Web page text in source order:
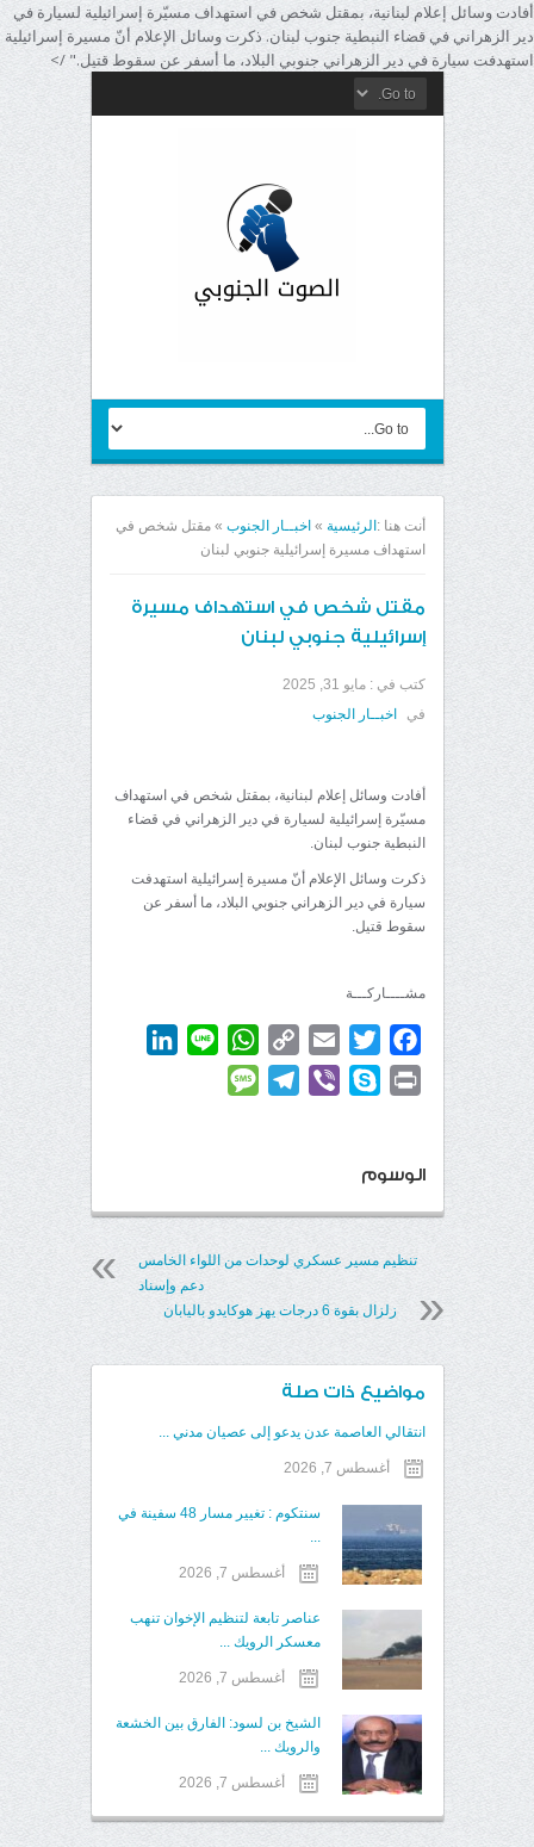
أفادت وسائل إعلام لبنانية، بمقتل شخص في استهداف مسيّرة إسرائيلية لسيارة في
دير الزهراني في قضاء النبطية جنوب لبنان. ذكرت وسائل الإعلام أنّ مسيرة إسرائيلية
استهدفت سيارة في دير الزهراني جنوبي البلاد، ما أسفر عن سقوط قتيل." />
أنت هنا : الرئيسية » اخبــار الجنوب » مقتل شخص في
استهداف مسيرة إسرائيلية جنوبي لبنان
مقتل شخص في استهداف مسيرة
إسرائيلية جنوبي لبنان
كتب في : مايو 31, 2025
في
اخبــار الجنوب
أفادت وسائل إعلام لبنانية، بمقتل شخص في استهداف
مسيّرة إسرائيلية لسيارة في دير الزهراني في قضاء
النبطية جنوب لبنان.
ذكرت وسائل الإعلام أنّ مسيرة إسرائيلية استهدفت
سيارة في دير الزهراني جنوبي البلاد، ما أسفر عن
سقوط قتيل.
مشــــاركـــة
Facebook
Twitter
Email
Copy
Link
WhatsApp
Line
Print
Skype
Viber
Telegram
الوسوم
تنظيم مسير عسكري لوحدات من اللواء الخامس
دعم وإسناد
زلزال بقوة 6 درجات يهز هوكايدو باليابان
مواضيع ذات صلة
انتقالي العاصمة عدن يدعو إلى عصيان مدني ...
أغسطس 7, 2026
سنتكوم : تغيير مسار 48 سفينة في
...
أغسطس 7, 2026
عناصر تابعة لتنظيم الإخوان تنهب
معسكر الرويك ...
أغسطس 7, 2026
الشيخ بن لسود: الفارق بين الخشعة
والرويك ...
أغسطس 7, 2026